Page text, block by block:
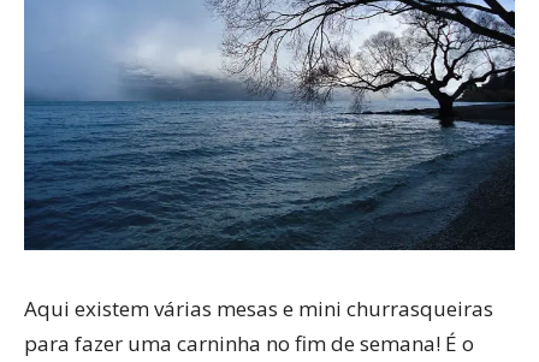
Aqui existem várias mesas e mini churrasqueiras
para fazer uma carninha no fim de semana! É o